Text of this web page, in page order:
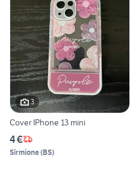
3
Cover IPhone 13 mini
4 €
Sirmione(BS)